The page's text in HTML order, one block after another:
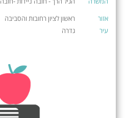
אזור
ראשון לציון רחובות והסביבה
עיר
גדרה